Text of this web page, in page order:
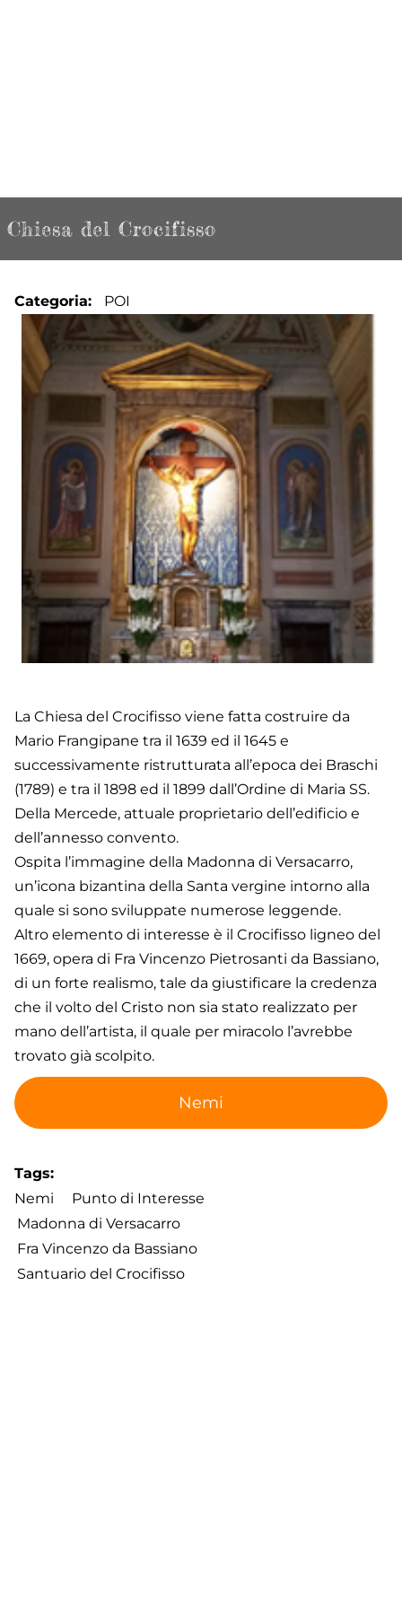
Chiesa del Crocifisso
Categoria POI
La Chiesa del Crocifisso viene fatta costruire da
Mario Frangipane tra il 1639 ed il 1645 e
successivamente ristrutturata all’epoca dei Braschi
(1789) e tra il 1898 ed il 1899 dall’Ordine di Maria SS.
Della Mercede, attuale proprietario dell’edificio e
dell’annesso convento.
Ospita l’immagine della Madonna di Versacarro,
un’icona bizantina della Santa vergine intorno alla
quale si sono sviluppate numerose leggende.
Altro elemento di interesse è il Crocifisso ligneo del
1669, opera di Fra Vincenzo Pietrosanti da Bassiano,
di un forte realismo, tale da giustificare la credenza
che il volto del Cristo non sia stato realizzato per
mano dell’artista, il quale per miracolo l’avrebbe
trovato già scolpito.
Nemi
Tags
Nemi
Punto di Interesse
Madonna di Versacarro
Fra Vincenzo da Bassiano
Santuario del Crocifisso